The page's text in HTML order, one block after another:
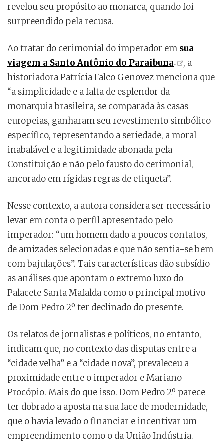
revelou seu propósito ao monarca, quando foi
surpreendido pela recusa.
Ao tratar do cerimonial do imperador em sua
viagem a Santo Antônio do Paraibuna
, a
historiadora Patrícia Falco Genovez menciona que
“a simplicidade e a falta de esplendor da
monarquia brasileira, se comparada às casas
europeias, ganharam seu revestimento simbólico
específico, representando a seriedade, a moral
inabalável e a legitimidade abonada pela
Constituição e não pelo fausto do cerimonial,
ancorado em rígidas regras de etiqueta”.
Nesse contexto, a autora considera ser necessário
levar em conta o perfil apresentado pelo
imperador: “um homem dado a poucos contatos,
de amizades selecionadas e que não sentia-se bem
com bajulações”. Tais características dão subsídio
as análises que apontam o extremo luxo do
Palacete Santa Mafalda como o principal motivo
de Dom Pedro 2º ter declinado do presente.
Os relatos de jornalistas e políticos, no entanto,
indicam que, no contexto das disputas entre a
“cidade velha” e a “cidade nova”, prevaleceu a
proximidade entre o imperador e Mariano
Procópio. Mais do que isso. Dom Pedro 2º parece
ter dobrado a aposta na sua face de modernidade,
que o havia levado o financiar e incentivar um
empreendimento como o da União Indústria.